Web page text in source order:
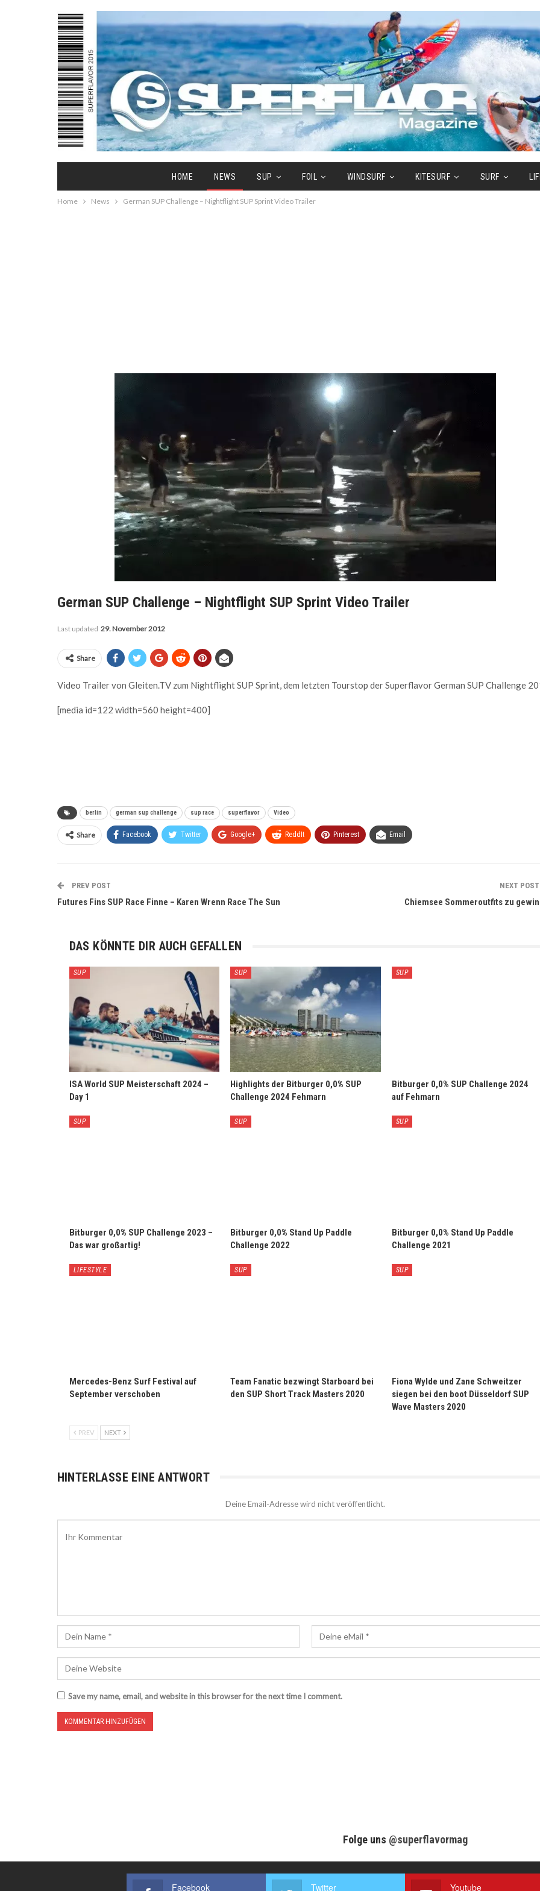
HOME NEWS SUP FOIL WINDSURF KITESURF SURF
Home News German SUP Challenge – Nightflight SUP Sprint Video Trailer
German SUP Challenge – Nightflight SUP Sprint Video Trailer
Last updated 29. November 2012
Share
Video Trailer von Gleiten.TV zum Nightflight SUP Sprint, dem letzten Tourstop der Superflavor German SUP Challenge
[media id=122 width=560 height=400]
berlin german sup challenge sup race superflavor Video
Share Facebook Twitter Google+ ReddIt Pinterest Email
PREV POST
Futures Fins SUP Race Finne – Karen Wrenn Race The Sun
NEXT POST
Chiemsee Sommeroutfits zu
DAS KÖNNTE DIR AUCH GEFALLEN
SUP
ISA World SUP Meisterschaft 2024 –
Day 1
SUP
Highlights der Bitburger 0,0% SUP
Challenge 2024 Fehmarn
SUP
Bitburger 0,0% SUP Challenge 2024
auf Fehmarn
SUP
Bitburger 0,0% SUP Challenge 2023 –
Das war großartig!
SUP
Bitburger 0,0% Stand Up Paddle
Challenge 2022
SUP
Bitburger 0,0% Stand Up Paddle
Challenge 2021
LIFESTYLE
Mercedes-Benz Surf Festival auf
September verschoben
SUP
Team Fanatic bezwingt Starboard bei
den SUP Short Track Masters 2020
SUP
Fiona Wylde und Zane Schweitzer
siegen bei den boot Düsseldorf SUP
Wave Masters 2020
PREV NEXT
HINTERLASSE EINE ANTWORT
Deine Email-Adresse wird nicht veröffentlicht.
Save my name, email, and website in this browser for the next time I comment.
Folge uns @superflavormag
Facebook Twitter Youtube